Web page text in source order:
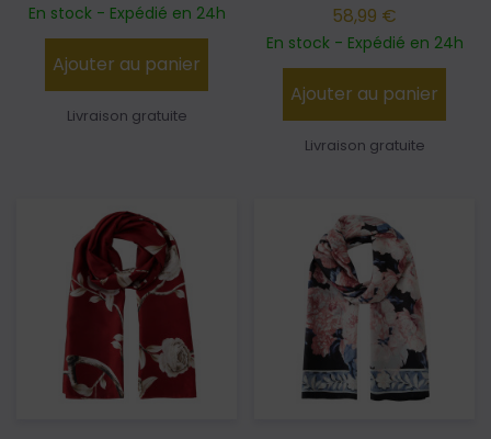
En stock - Expédié en 24h
Ajouter au panier
Livraison gratuite
58,99 €
En stock - Expédié en 24h
Ajouter au panier
Livraison gratuite